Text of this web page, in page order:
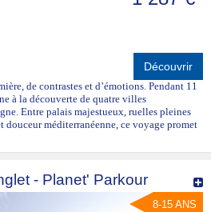
Découvrir
de contrastes et d’émotions. Pendant 11
à la découverte de quatre villes
Entre palais majestueux, ruelles pleines
douceur méditerranéenne, ce voyage promet
- Planet' Parkour
8-15 ANS